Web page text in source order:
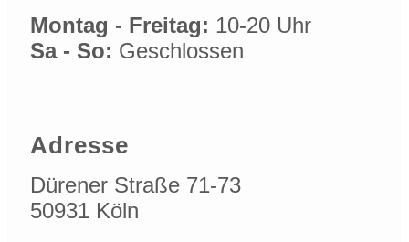
Montag - Freitag: 10-20 Uhr
Sa - So: Geschlossen
Adresse
Dürener Straße 71-73
50931 Köln